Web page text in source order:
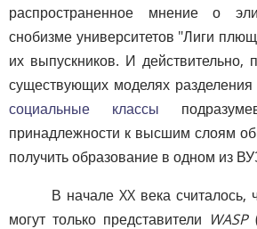
распространенное мнение о
снобизме университетов "Лиги
их выпускников. И действительно,
существующих моделях разделения
социальные классы
принадлежности к высшим слоям
получить образование в одном из
В начале XX века считалось,
могут только представители WASP